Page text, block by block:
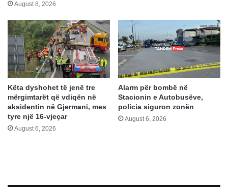
August 8, 2026
Këta dyshohet të jenë tre
mërgimtarët që vdiqën në
aksidentin në Gjermani, mes
tyre një 16-vjeçar
August 6, 2026
Alarm për bombë në
Stacionin e Autobusëve,
policia siguron zonën
August 6, 2026